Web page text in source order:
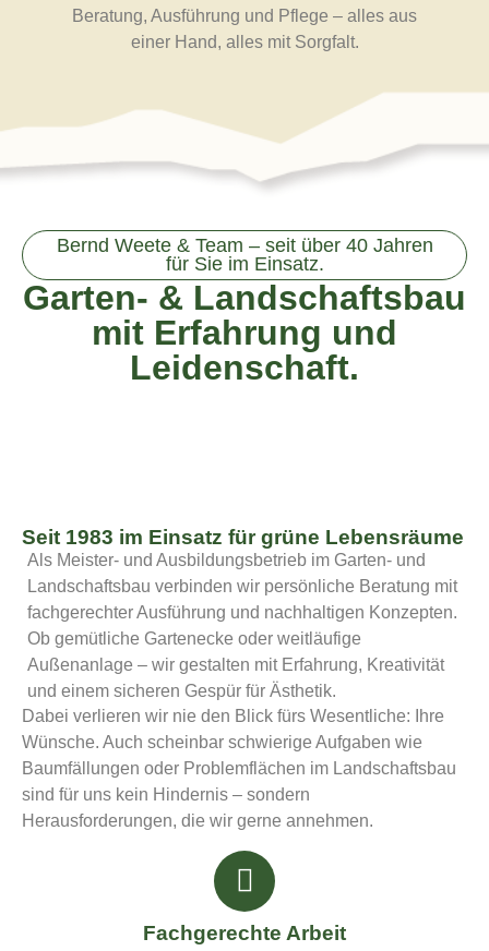
Beratung, Ausführung und Pflege – alles aus
einer Hand, alles mit Sorgfalt.
Bernd Weete & Team – seit über 40 Jahren
für Sie im Einsatz.
Garten- & Landschaftsbau
mit Erfahrung und
Leidenschaft.
Seit 1983 im Einsatz für grüne Lebensräume
Als Meister- und Ausbildungsbetrieb im Garten- und
Landschaftsbau verbinden wir persönliche Beratung mit
fachgerechter Ausführung und nachhaltigen Konzepten.
Ob gemütliche Gartenecke oder weitläufige
Außenanlage – wir gestalten mit Erfahrung, Kreativität
und einem sicheren Gespür für Ästhetik.
Dabei verlieren wir nie den Blick fürs Wesentliche: Ihre
Wünsche. Auch scheinbar schwierige Aufgaben wie
Baumfällungen oder Problemflächen im Landschaftsbau
sind für uns kein Hindernis – sondern
Herausforderungen, die wir gerne annehmen.
Fachgerechte Arbeit